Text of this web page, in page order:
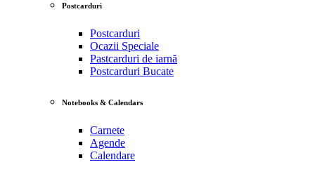
Postcarduri
Postcarduri
Ocazii Speciale
Pastcarduri de iarnă
Postcarduri Bucate
Notebooks & Calendars
Carnete
Agende
Calendare